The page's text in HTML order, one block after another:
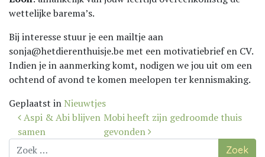
wettelijke barema’s.
Bij interesse stuur je een mailtje aan
sonja@hetdierenthuisje.be met een motivatiebrief en CV.
Indien je in aanmerking komt, nodigen we jou uit om een
ochtend of avond te komen meelopen ter kennismaking.
Geplaatst in Nieuwtjes
Bericht
navigatie
Aspi & Abi blijven
samen
Mobi heeft zijn gedroomde thuis
gevonden
Zoek